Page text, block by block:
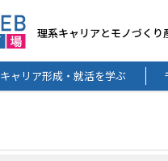
理系キャリアとモノづく
キャリア形成・就活を学ぶ